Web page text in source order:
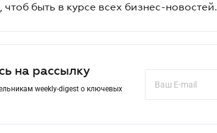
быть в курсе всех бизнес-новостей.
на рассылку
weekly-digest о ключевых